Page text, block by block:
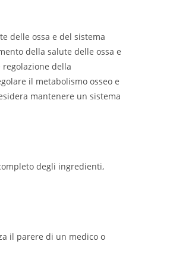
delle ossa e del sistema
della salute delle ossa e
della
il metabolismo osseo e
mantenere un sistema
degli ingredienti,
il parere di un medico o